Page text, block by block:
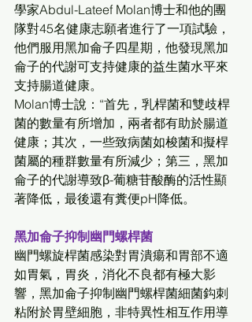
學家Abdul-Lateef Molan博士和他的團
隊對45名健康志願者進行了一項試驗，
他們服用黑加侖子四星期，他發現黑加
侖子的代謝可支持健康的益生菌水平來
支持腸道健康。
Molan博士說：“首先，乳桿菌和雙歧桿
菌的數量有所增加，兩者都有助於腸道
健康；其次，一些致病菌如梭菌和擬桿
菌屬的種群數量有所減少；第三，黑加
侖子的代謝導致β-葡糖苷酸酶的活性顯
著降低，最後還有糞便pH降低。
黑加侖子抑制幽門螺桿菌
幽門螺旋桿菌感染對胃潰瘍和胃部不適
如胃氣，胃炎，消化不良都有極大影
響，黑加侖子抑制幽門螺桿菌細菌鈎刺
粘附於胃壁細胞，非特異性相互作用導